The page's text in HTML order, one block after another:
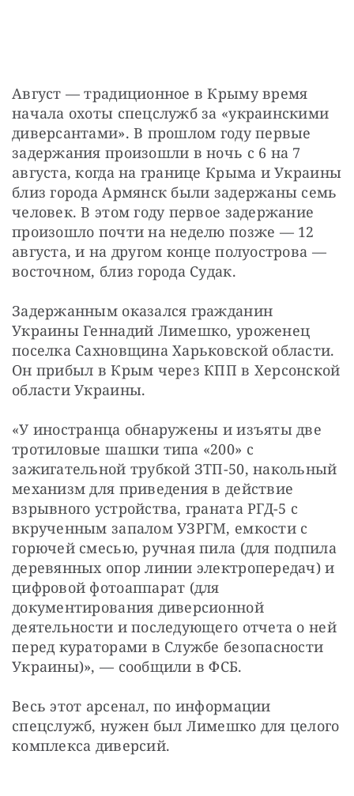
Август — традиционное в Крыму время
начала охоты спецслужб за «украинскими
диверсантами». В прошлом году первые
задержания произошли в ночь с 6 на 7
августа, когда на границе Крыма и Украины
близ города Армянск были задержаны семь
человек. В этом году первое задержание
произошло почти на неделю позже — 12
августа, и на другом конце полуострова —
восточном, близ города Судак.
Задержанным оказался гражданин
Украины Геннадий Лимешко, уроженец
поселка Сахновщина Харьковской области.
Он прибыл в Крым через КПП в Херсонской
области Украины.
«У иностранца обнаружены и изъяты две
тротиловые шашки типа «200» с
зажигательной трубкой ЗТП-50, накольный
механизм для приведения в действие
взрывного устройства, граната РГД-5 с
вкрученным запалом УЗРГМ, емкости с
горючей смесью, ручная пила (для подпила
деревянных опор линии электропередач) и
цифровой фотоаппарат (для
документирования диверсионной
деятельности и последующего отчета о ней
перед кураторами в Службе безопасности
Украины)», — сообщили в ФСБ.
Весь этот арсенал, по информации
спецслужб, нужен был Лимешко для целого
комплекса диверсий.